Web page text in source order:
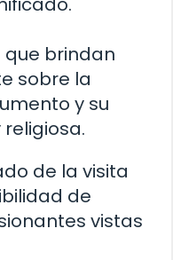
que brindan
sobre la
y su
de la visita
de
vistas